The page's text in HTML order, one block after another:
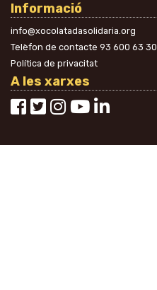
Informació
info@xocolatadasolidaria.org
Telèfon de contacte 93 600 63 30
Política de privacitat
A les xarxes